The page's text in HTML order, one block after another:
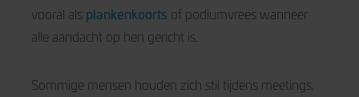
vooral als plankenkoorts of podiumvrees wanneer
alle aandacht op hen gericht is.
Sommige mensen houden zich stil tijdens meetings,